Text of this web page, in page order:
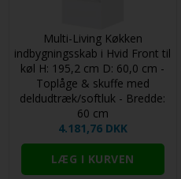
Multi-Living Køkken
indbygningsskab i Hvid Front til
køl H: 195,2 cm D: 60,0 cm -
Toplåge & skuffe med
deldudtræk/softluk - Bredde:
60 cm
4.181,76 DKK